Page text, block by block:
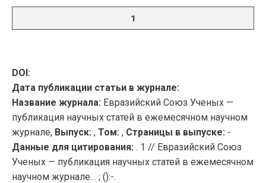
1
DOI:
Дата публикации статьи в журнале:
Название журнала: Евразийский Союз Ученых —
публикация научных статей в ежемесячном научном
журнале, Выпуск: , Том: , Страницы в выпуске: -
Данные для цитирования: . 1 // Евразийский Союз
Ученых — публикация научных статей в ежемесячном
научном журнале. . ; ():-.